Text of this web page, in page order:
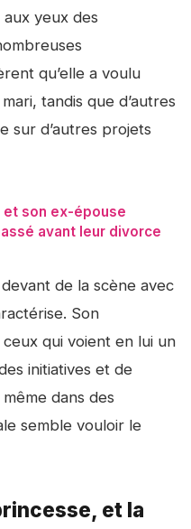
yeux des
qu’elle a voulu
tandis que d’autres
sur d’autres projets
et son ex-épouse
avant leur divorce
de la scène avec
Son
qui voient en lui un
initiatives et de
dans des
semble vouloir le
et la